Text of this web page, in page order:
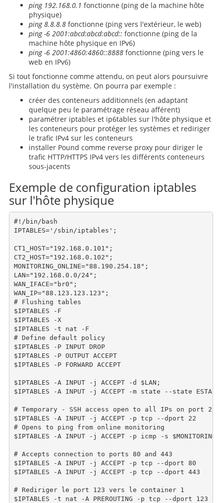
ping 192.168.0.1 fonctionne (ping de la machine hôte
physique)
ping 8.8.8.8fonctionne (ping vers l'extérieur, le web)
ping -6 2001:abcd:abcd:abcd:: fonctionne (ping de la
machine hôte physique en IPv6)
ping -6 2001:4860:4860::8888fonctionne (ping vers le
web en IPv6)
Si tout fonctionne comme attendu, on peut alors poursuivre
l'installation du système. On pourra par exemple :
créer des conteneurs additionnels (en adaptant
quelque peu le paramétrage réseau afférent)
paramétrer iptables et ip6tables sur l'hôte physique et
les conteneurs pour protéger les systèmes et rediriger
le trafic IPv4 sur les conteneurs
installer Pound comme reverse proxy pour diriger le
trafic HTTP/HTTPS IPv4 vers les différents conteneurs
sous-jacents
Exemple de configuration iptables
sur l'hôte physique
#!/bin/bash
IPTABLES='/sbin/iptables';
CT1_HOST="192.168.0.101";
CT2_HOST="192.168.0.102";
MONITORING_ONLINE="88.190.254.18";
LAN="192.168.0.0/24";
WAN_IFACE="br0";
WAN_IP="88.123.123.123";
# Flushing tables
$IPTABLES -F
$IPTABLES -X
$IPTABLES -t nat -F
# Define default policy
$IPTABLES -P INPUT DROP
$IPTABLES -P OUTPUT ACCEPT
$IPTABLES -P FORWARD ACCEPT
$IPTABLES -A INPUT -j ACCEPT -d $LAN;
$IPTABLES -A INPUT -j ACCEPT -m state --state
# Temporary - SSH access open to all IPs on port
$IPTABLES -A INPUT -j ACCEPT -p tcp --dport 22
# Opens to ping from online monitoring
$IPTABLES -A INPUT -j ACCEPT -p icmp -s
# Accepts connection to ports 80 and 443
$IPTABLES -A INPUT -j ACCEPT -p tcp --dport 80
$IPTABLES -A INPUT -j ACCEPT -p tcp --dport 443
# Rediriger le port 123 vers le container 1
$IPTABLES -t nat -A PREROUTING -p tcp --dport 123 -